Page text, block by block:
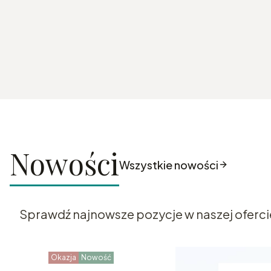
NowościWszystkie nowości
Sprawdź najnowsze pozycje w naszej
Okazja Nowość